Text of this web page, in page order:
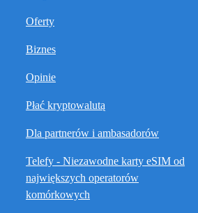
Oferty
Biznes
Opinie
Płać kryptowalutą
Dla partnerów i ambasadorów
Telefy - Niezawodne karty eSIM od
największych operatorów
komórkowych